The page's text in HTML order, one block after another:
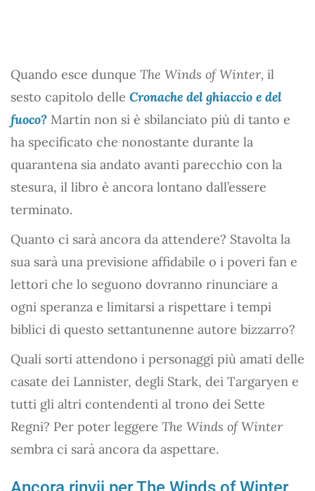
Quando esce dunque The Winds of Winter, il
sesto capitolo delle Cronache del ghiaccio e del
fuoco? Martin non si è sbilanciato più di tanto e
ha specificato che nonostante durante la
quarantena sia andato avanti parecchio con la
stesura, il libro è ancora lontano dall’essere
terminato.
Quanto ci sarà ancora da attendere? Stavolta la
sua sarà una previsione affidabile o i poveri fan e
lettori che lo seguono dovranno rinunciare a
ogni speranza e limitarsi a rispettare i tempi
biblici di questo settantunenne autore bizzarro?
Quali sorti attendono i personaggi più amati delle
casate dei Lannister, degli Stark, dei Targaryen e
tutti gli altri contendenti al trono dei Sette
Regni? Per poter leggere The Winds of Winter
sembra ci sarà ancora da aspettare.